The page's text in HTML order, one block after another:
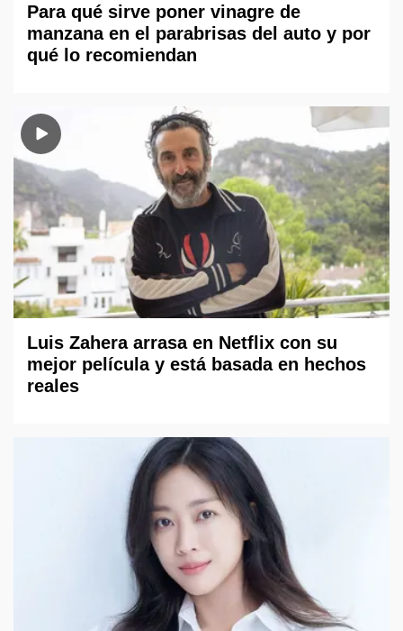
Para qué sirve poner vinagre de
manzana en el parabrisas del auto y por
qué lo recomiendan
Luis Zahera arrasa en Netflix con su
mejor película y está basada en hechos
reales